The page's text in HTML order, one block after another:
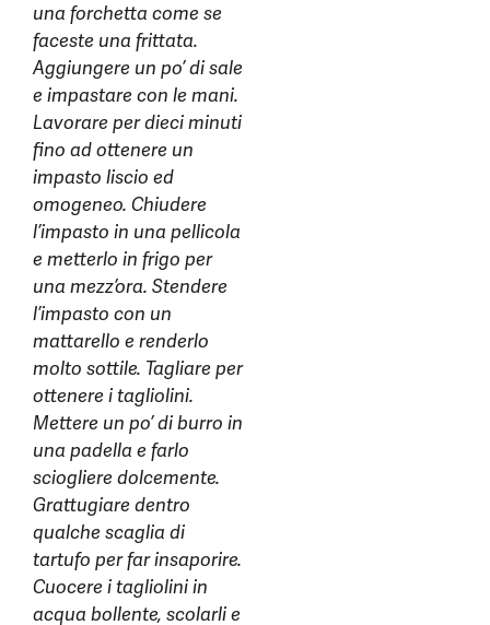
una forchetta come se
faceste una frittata.
Aggiungere un po’ di sale
e impastare con le mani.
Lavorare per dieci minuti
fino ad ottenere un
impasto liscio ed
omogeneo. Chiudere
l’impasto in una pellicola
e metterlo in frigo per
una mezz’ora. Stendere
l’impasto con un
mattarello e renderlo
molto sottile. Tagliare per
ottenere i tagliolini.
Mettere un po’ di burro in
una padella e farlo
sciogliere dolcemente.
Grattugiare dentro
qualche scaglia di
tartufo per far insaporire.
Cuocere i tagliolini in
acqua bollente, scolarli e